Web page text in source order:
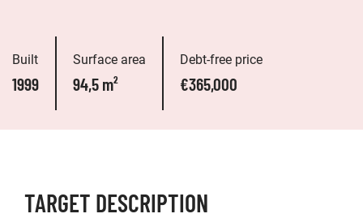
Built
1999
Surface area
94,5 m²
Debt-free price
€365,000
TARGET DESCRIPTION